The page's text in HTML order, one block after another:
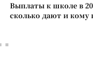
Выплаты к школе в
сколько дают и